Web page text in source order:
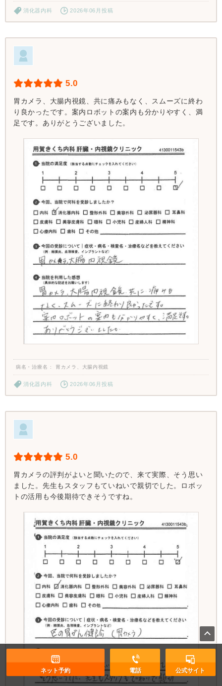
消化器内科 2026年06月投稿
5.0
胃カメラ、大腸内視鏡、共に痛みもなく、スムーズに終わ
り良かったです。案内ロボットの案内も分かりやすく、満
足です。ありがとうございました。
病名・治療名 胃カメラ、大腸内視鏡
消化器内科 2026年06月投稿
5.0
胃カメラの評判がよいと聞いたので、来て実際、そう思い
ました。先生もスタッフもていねいで親切でした。ロボッ
トの活用も今後期待できそうですね。
ネット予約 電話 公式サイト